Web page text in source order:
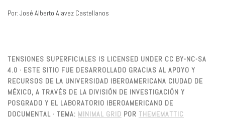
Por: José Alberto Alavez Castellanos
TENSIONES SUPERFICIALES IS LICENSED UNDER CC BY-NC-SA
4.0 · ESTE SITIO FUE DESARROLLADO GRACIAS AL APOYO Y
RECURSOS DE LA UNIVERSIDAD IBEROAMERICANA CIUDAD DE
MÉXICO, A TRAVÉS DE LA DIVISIÓN DE INVESTIGACIÓN Y
POSGRADO Y EL LABORATORIO IBEROAMERICANO DE
DOCUMENTAL · TEMA: MINIMAL GRID POR THEMEMATTIC